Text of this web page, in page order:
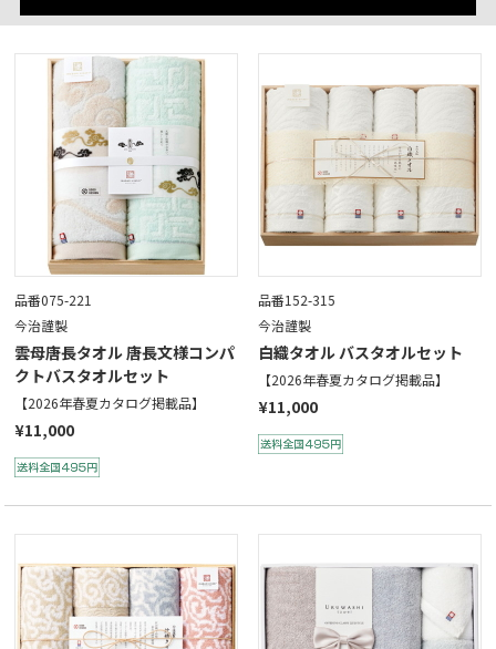
品番075-221
今治謹製
雲母唐長タオル 唐長文様コンパ
クトバスタオルセット
【2026年春夏カタログ掲載品】
¥11,000
品番152-315
今治謹製
白織タオル バスタオルセット
【2026年春夏カタログ掲載品】
¥11,000